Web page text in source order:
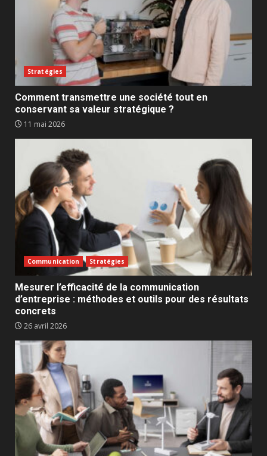
Stratégies
Comment transmettre une société tout en
conservant sa valeur stratégique ?
11 mai 2026
Communication Stratégies
Mesurer l’efficacité de la communication
d’entreprise : méthodes et outils pour des résultats
concrets
26 avril 2026